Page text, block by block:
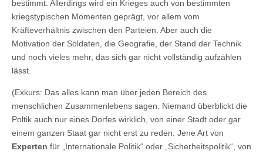
bestimmt. Allerdings wird ein Krieges auch von bestimmten
kriegstypischen Momenten geprägt, vor allem vom
Kräfteverhältnis zwischen den Parteien. Aber auch die
Motivation der Soldaten, die Geografie, der Stand der Technik
und noch vieles mehr, das sich gar nicht vollständig aufzählen
lässt.
(Exkurs: Das alles kann man über jeden Bereich des
menschlichen Zusammenlebens sagen. Niemand überblickt die
Poltik auch nur eines Dorfes wirklich, von einer Stadt oder gar
einem ganzen Staat gar nicht erst zu reden. Jene Art von
Experten für „Internationale Politik“ oder „Sicherheitspolitik“, von